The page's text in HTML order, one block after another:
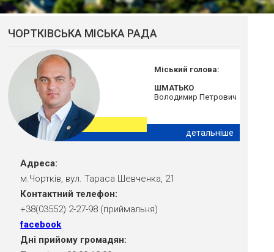
ЧОРТКІВСЬКА МІСЬКА РАДА
Міський голова:
ШМАТЬКО
Володимир Петрович
детальніше
Адреса:
м.Чортків, вул. Тараса Шевченка, 21
Контактний телефон:
+38(03552) 2-27-98 (приймальня)
facebook
Дні прийому громадян: